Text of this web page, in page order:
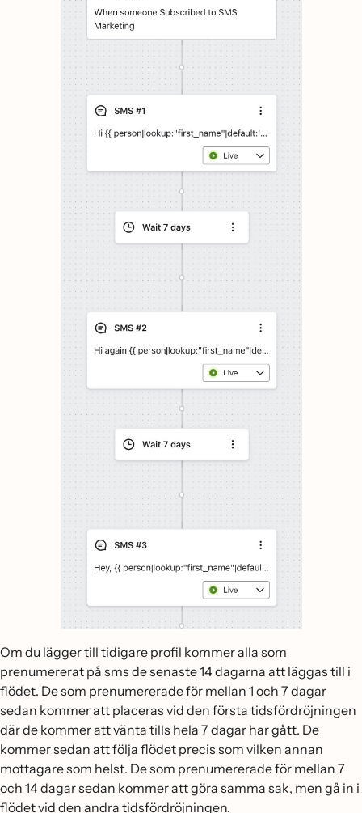
Om du lägger till tidigare profil kommer alla som
prenumererat på sms de senaste 14 dagarna att läggas till i
flödet. De som prenumererade för mellan 1 och 7 dagar
sedan kommer att placeras vid den första tidsfördröjningen
där de kommer att vänta tills hela 7 dagar har gått. De
kommer sedan att följa flödet precis som vilken annan
mottagare som helst. De som prenumererade för mellan 7
och 14 dagar sedan kommer att göra samma sak, men gå in i
flödet vid den andra tidsfördröjningen.